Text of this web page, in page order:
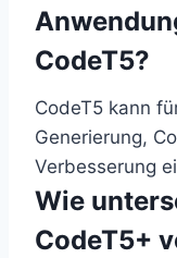
CodeT5?
CodeT5 kann
Generierung,
Verbesserung
Wie
CodeT5+